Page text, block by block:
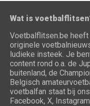
Wat is
Voetbalflitsen.be
originele
ludieke insteek. Je
content rond o.a. de
buitenland, de
Belgisch
voetbalfan staat bij
Facebook, X,